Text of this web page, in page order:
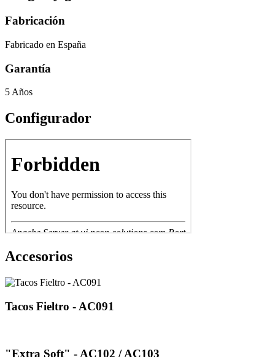
Fabricación
Fabricado en España
Garantía
5 Años
Configurador
Accesorios
Tacos Fieltro - AC091
"Extra Soft" - AC102 / AC103